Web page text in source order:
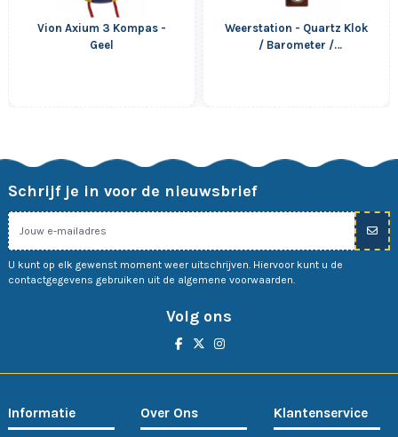
Vion Axium 3 Kompas -
Geel
Weerstation - Quartz Klok
/ Barometer /
Schrijf je in voor de nieuwsbrief
U kunt op elk gewenst moment weer uitschrijven. Hiervoor kunt u de
contactgegevens gebruiken uit de algemene voorwaarden.
Volg ons
Informatie Over Ons Klantenservice